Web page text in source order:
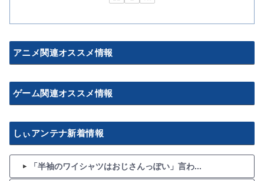
アニメ関連オススメ情報
ゲーム関連オススメ情報
しぃアンテナ新着情報
「半袖のワイシャツはおじさんっぽい」言わ...